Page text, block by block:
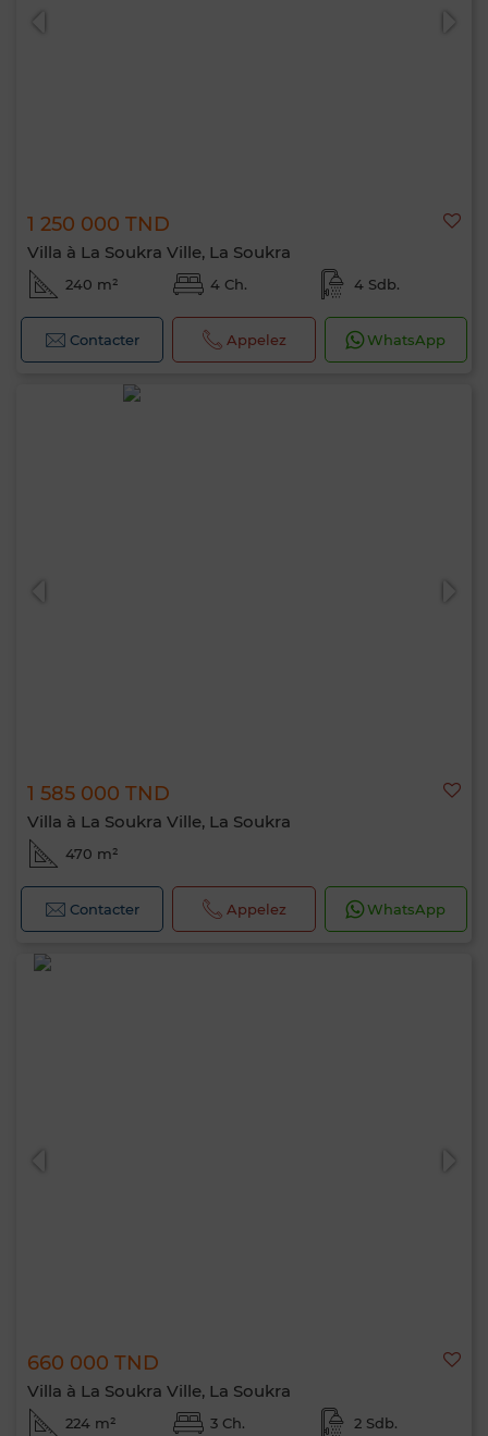
1 250 000 TND
Villa à La Soukra Ville, La Soukra
240 m² 4 Ch. 4 Sdb.
Contacter Appelez WhatsApp
1 585 000 TND
Villa à La Soukra Ville, La Soukra
470 m²
Contacter Appelez WhatsApp
660 000 TND
Villa à La Soukra Ville, La Soukra
224 m² 3 Ch. 2 Sdb.